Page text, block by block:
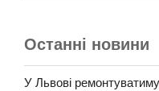
Останні новини
У Львові